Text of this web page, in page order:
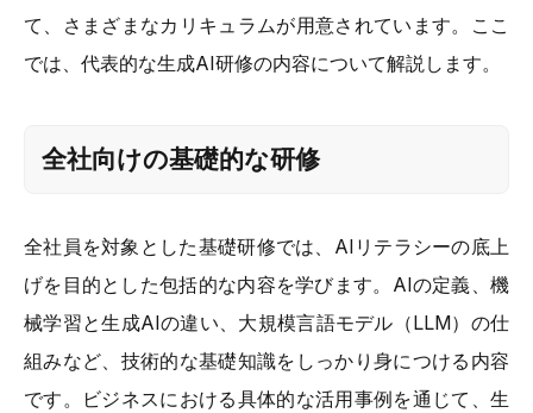
て、さまざまなカリキュラムが用意されています。ここ
では、代表的な生成AI研修の内容について解説します。
全社向けの基礎的な研修
全社員を対象とした基礎研修では、AIリテラシーの底上
げを目的とした包括的な内容を学びます。AIの定義、機
械学習と生成AIの違い、大規模言語モデル（LLM）の仕
組みなど、技術的な基礎知識をしっかり身につける内容
です。ビジネスにおける具体的な活用事例を通じて、生